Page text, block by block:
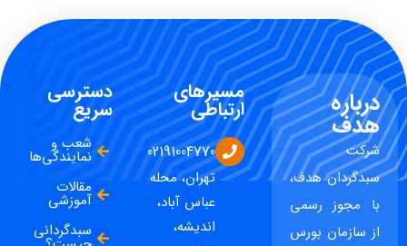
درباره
هدف
شرکت
سبدگردان هدف،
با مجوز رسمی
از سازمان بورس
مسیرهای
ارتباطی
02191004770
تهران، محله
عباس آباد،
اندیشه،
دسترسی
سریع
شعب و
نمایندگی‌ها
مقالات
آموزشی
سبدگردانی